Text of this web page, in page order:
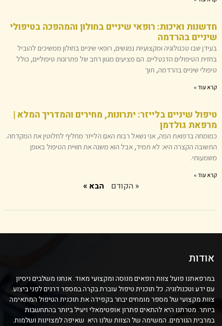
חדשנות ואיכות: רופאי שיניים בחולון והמהפכה בטיפולי
שיניים בהרדמה
בעידן שבו טכנולוגיה ומקצועיות נפגשים, רופאי שיניים בחולון ממשיכים להוביל
בחזית הטיפולים הדנטליים. הם מציעים מגוון רחב של פתרונות טיפוליים, כולל
טיפולי שיניים בהרדמה, תוך
קרא עוד »
טיפול שיניים בלייזר: יתרונות, מחירים והמדריך המלא |
מרפאת גולדמן
כמומחה ברפואת הפה, אני נשאל רבות האם הלייזר מחליף לחלוטין את המקדחה.
התשובה הקצרה היא: לא תמיד, אבל הוא משנה את חוויית הטיפול באופן
משמעותי.
קרא עוד »
« הקודם הבא »
אודות
במרפאתנו פועל צוות רופאים מנוסה ומקצועי מאוד. אנחנו משלבים ניסיון
עם ידע וטכנולוגיה. כל תוכנית טיפול עוברת בקרה במספר דרגים לפני ביצוע.
צוות מקצועי של מספר מומחים יבחר בקפידה את תוכנית הטיפול המתאימה
ביותר. מטרתנו היא להתאים פתרון אופטימאלי ויעיל ביותר בהתחשבות
במרבית הגורמים. המשימה של הצוות שלנו היא שאיפה למצוינות ושלמות.